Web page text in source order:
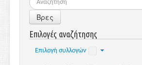
Βρες
Επιλογές αναζήτησης
Επιλογή συλλογών